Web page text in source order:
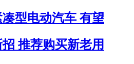
型电动汽车 有望
推荐购买新老用